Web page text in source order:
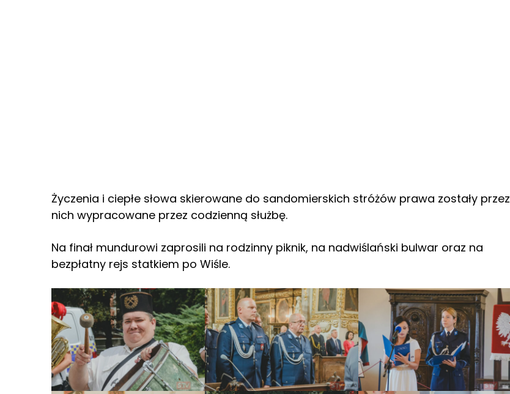
Życzenia i ciepłe słowa skierowane do sandomierskich stróżów prawa zostały przez
nich wypracowane przez codzienną służbę.
Na finał mundurowi zaprosili na rodzinny piknik, na nadwiślański bulwar oraz na
bezpłatny rejs statkiem po Wiśle.